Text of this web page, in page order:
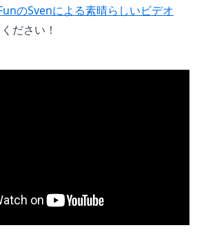
のSvenによる素晴らしいビデオ
ださい！